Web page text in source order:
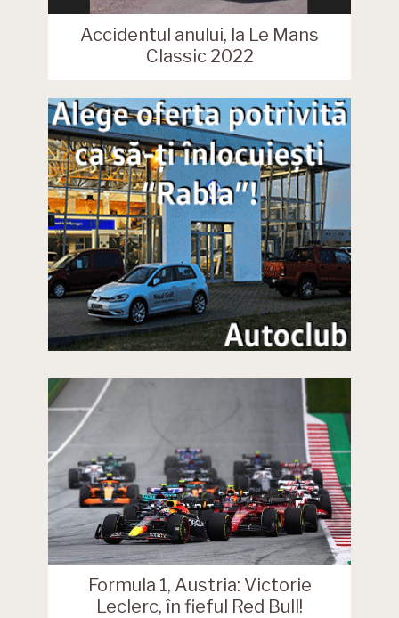
Accidentul anului, la Le Mans
Classic 2022
Formula 1, Austria: Victorie
Leclerc, în fieful Red Bull!